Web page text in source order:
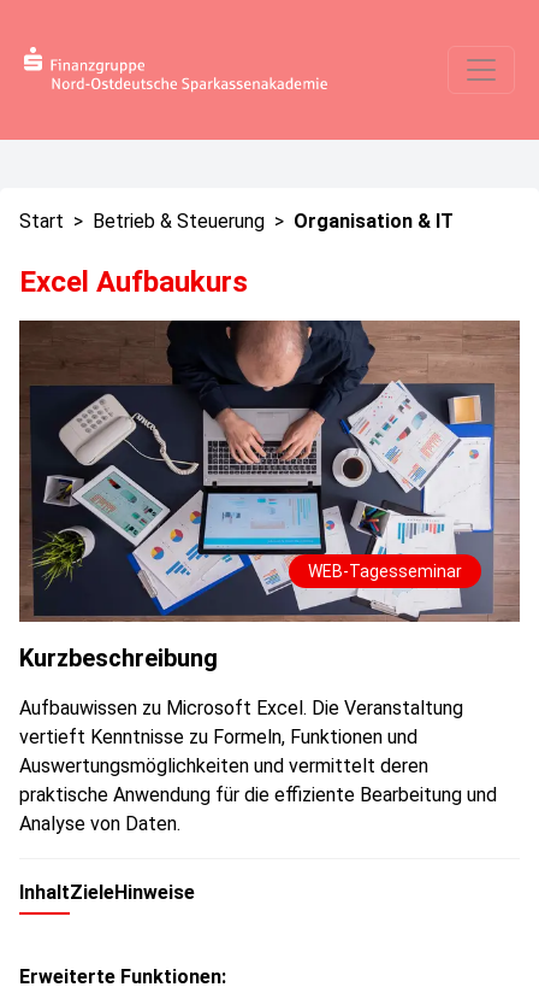
Start > Betrieb & Steuerung > Organisation & IT
Excel Aufbaukurs
WEB-Tagesseminar
Kurzbeschreibung
Aufbauwissen zu Microsoft Excel. Die Veranstaltung
vertieft Kenntnisse zu Formeln, Funktionen und
Auswertungsmöglichkeiten und vermittelt deren
praktische Anwendung für die effiziente Bearbeitung und
Analyse von Daten.
InhaltZieleHinweise
Erweiterte Funktionen: